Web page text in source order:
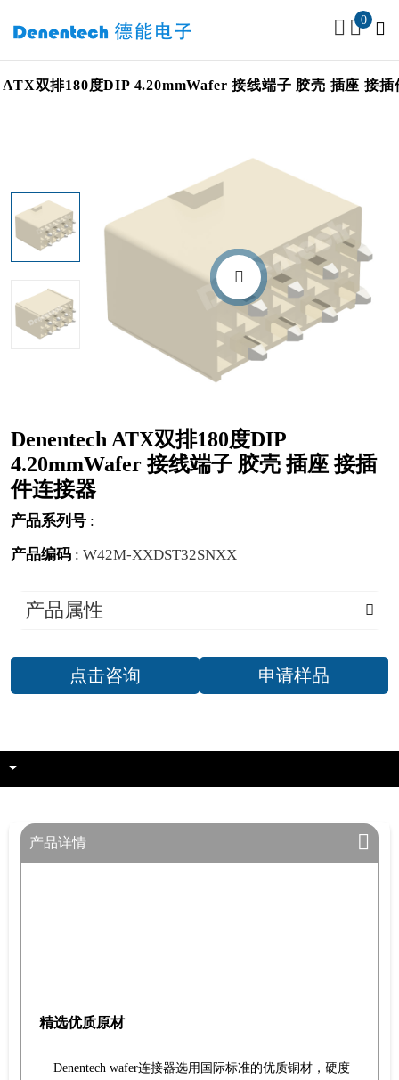
0
排180度DIP 4.20mmWafer 接线端子 胶壳 插座 接插件连
Denentech ATX双排180度DIP
4.20mmWafer 接线端子 胶壳 插座 接插
件连接器
产品系列号 :
产品编码 : W42M-XXDST32SNXX
产品属性
点击咨询 申请样品
产品详情
精选优质原材
Denentech wafer连接器选用国际标准的优质铜材，硬度